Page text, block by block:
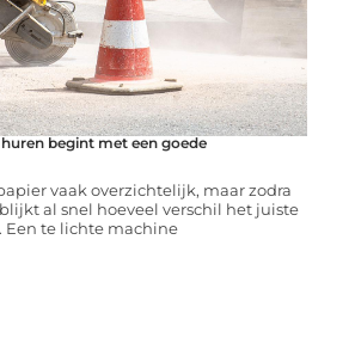
begint met een goede
vaak overzichtelijk, maar zodra
al snel hoeveel verschil het juiste
Een te lichte machine